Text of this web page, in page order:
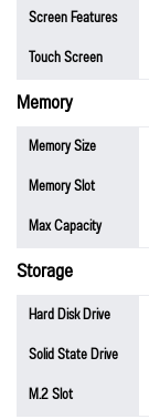
Screen Features
Touch Screen
Memory
Memory Size
Memory Slot
Max Capacity
Storage
Hard Disk Drive
Solid State Drive
M.2 Slot